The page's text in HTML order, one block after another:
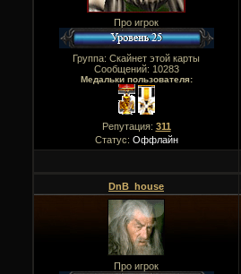
Про игрок
Группа: Скайнет этой карты
Сообщений: 10283
Медальки пользователя:
Репутация: 311
Статус: Оффлайн
DnB_house
Про игрок